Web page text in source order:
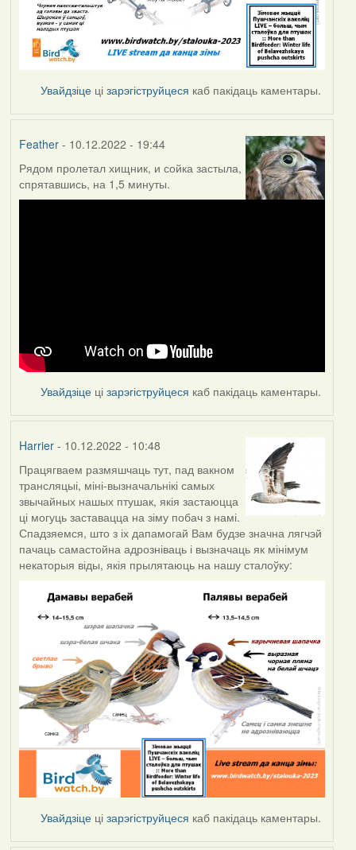
Увайдзіце цізарэгіструйцеся каб пакідаць каментары.
Feather- 10.12.2022 - 19:44
Рядом пролетал хищник, и сойка застыла,
спрятавшись, на 1,5 минуты.
Увайдзіце цізарэгіструйцеся каб пакідаць каментары.
Harrier- 10.12.2022 - 10:48
Працягваем размяшчаць тут, пад вакном
трансляцыі, міні-вызначальнікі самых
звычайных нашых птушак, якія застаюцца
ці могуць заставацца на зіму побач з намі.
Спадзяемся, што з іх дапамогай Вам будзе значна лягчэй
пачаць самастойна адрозніваць і вызначаць як мінімум
некаторыя віды, якія прылятаюць на нашу сталоўку:
Увайдзіце цізарэгіструйцеся каб пакідаць каментары.